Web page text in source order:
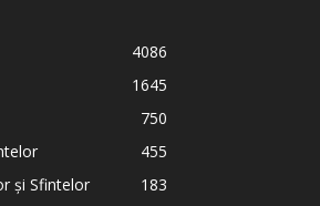
4086
1645
750
455
și Sfintelor
183